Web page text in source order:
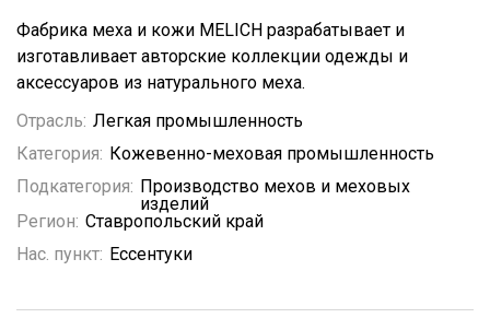
Фабрика меха и кожи MELICH разрабатывает и
изготавливает авторские коллекции одежды и
аксессуаров из натурального меха.
Отрасль: Легкая промышленность
Категория: Кожевенно-меховая промышленность
Подкатегория: Производство мехов и меховых
изделий
Регион: Ставропольский край
Нас. пункт: Ессентуки